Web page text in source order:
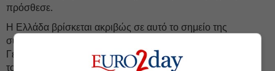
πρόσθεσε.
Η Ελλάδα βρίσκεται ακριβώς σε αυτό το σημείο της
συζήτησης. Δεν έχει την ίδια βιομηχανική δομή με τη
Γερμανία, ούτε τα ίδια δημοσιονομικά περιθώρια με χώρες
του Βορρά. Έχει, όμως,αυξημένο κόστος μεταφορών